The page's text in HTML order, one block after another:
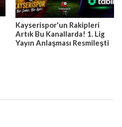
Kayserispor'un Rakipleri
Artık Bu Kanallarda! 1. Lig
Yayın Anlaşması Resmileşti